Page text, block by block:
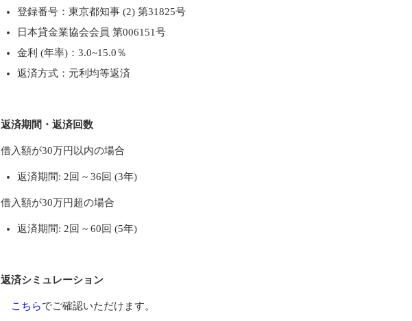
登録番号：東京都知事 (2) 第31825号
日本貸金業協会会員 第006151号
金利 (年率)：3.0~15.0％
返済方式：元利均等返済
返済期間・返済回数
借入額が30万円以内の場合
返済期間: 2回 ~ 36回 (3年)
借入額が30万円超の場合
返済期間: 2回 ~ 60回 (5年)
返済シミュレーション
こちらでご確認いただけます。